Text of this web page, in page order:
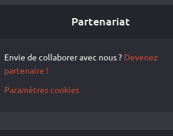
Partenariat
Envie de collaborer avec nous ? Devenez
partenaire !
Paramètres cookies